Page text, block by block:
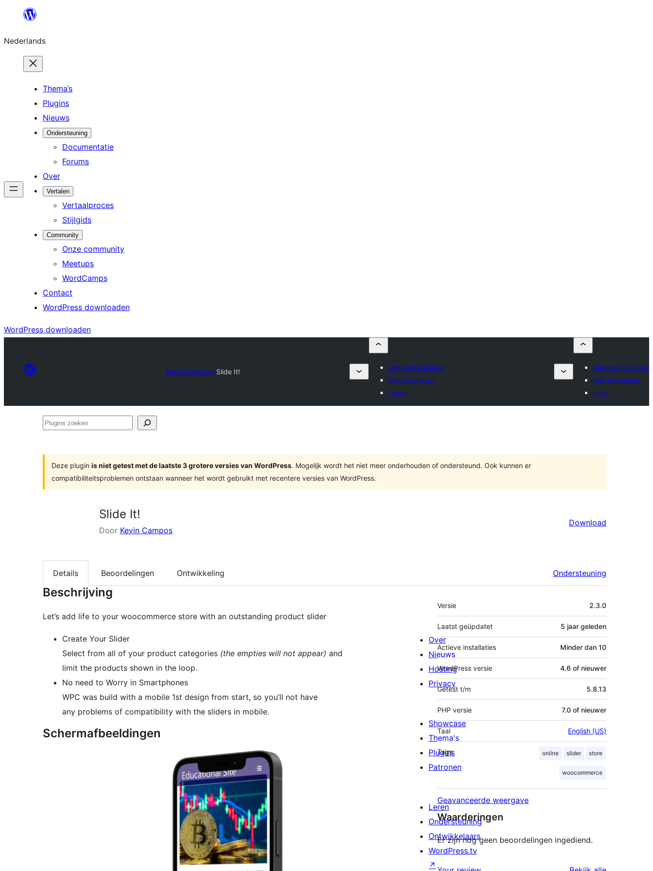
de
inhoud
Nederlands
Thema’s
Plugins
Nieuws
Ondersteuning
Documentatie
Forums
Over
Vertalen
Vertaalproces
Stijlgids
Community
Onze community
Meetups
WordCamps
Contact
WordPress downloaden
WordPress downloaden
Plugin DirectorySlide It!
Dien een plugin in
Mijn favorieten
Login
Dien een plugin in
Mijn favorieten
Login
Plugins
Deze plugin is niet getest met de laatste 3 grotere versies van WordPress. Mogelijk wordt het niet meer onderhouden of ondersteund. Ook kunnen er
compatibiliteitsproblemen ontstaan wanneer het wordt gebruikt met recentere versies van WordPress.
Slide It!
Door Kevin Campos
Download
Details Beoordelingen Ontwikkeling Ondersteuning
Beschrijving
Let’s add life to your woocommerce store with an outstanding product slider
Create Your Slider
Select from all of your product categories (the empties will not appear) and
limit the products shown in the loop.
No need to Worry in Smartphones
WPC was build with a mobile 1st design from start, so you’ll not have
any problems of compatibility with the sliders in mobile.
Schermafbeeldingen
Meta
Versie 2.3.0
Laatst geüpdatet 5 jaar geleden
Actieve installaties Minder dan 10
WordPress versie 4.6 of nieuwer
Getest t/m 5.8.13
PHP versie 7.0 of nieuwer
Taal English (US)
Tags online slider store
woocommerce
Geavanceerde weergave
Waarderingen
Er zijn nog geen beoordelingen ingediend.
Over
Nieuws
Hosting
Privacy
Showcase
Thema's
Plugins
Patronen
Leren
Ondersteuning
Ontwikkelaars
WordPress.tv
↗